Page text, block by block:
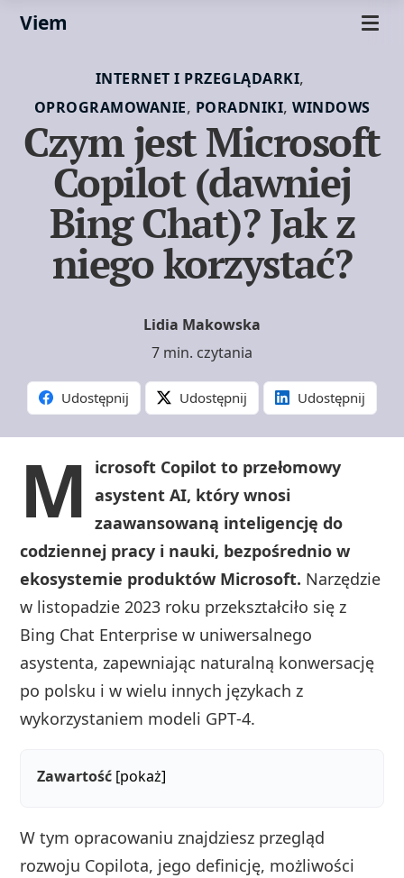
Viem
INTERNET I PRZEGLĄDARKI,
OPROGRAMOWANIE, PORADNIKI, WINDOWS
Czym jest Microsoft
Copilot (dawniej
Bing Chat)? Jak z
niego korzystać?
Lidia Makowska
7 min. czytania
Udostępnij Udostępnij Udostępnij
M
icrosoft Copilot to przełomowy
asystent AI, który wnosi
zaawansowaną inteligencję do
codziennej pracy i nauki, bezpośrednio w
ekosystemie produktów Microsoft. Narzędzie
w listopadzie 2023 roku przekształciło się z
Bing Chat Enterprise w uniwersalnego
asystenta, zapewniając naturalną konwersację
po polsku i w wielu innych językach z
wykorzystaniem modeli GPT‑4.
Zawartość [pokaż]
W tym opracowaniu znajdziesz przegląd
rozwoju Copilota, jego definicję, możliwości